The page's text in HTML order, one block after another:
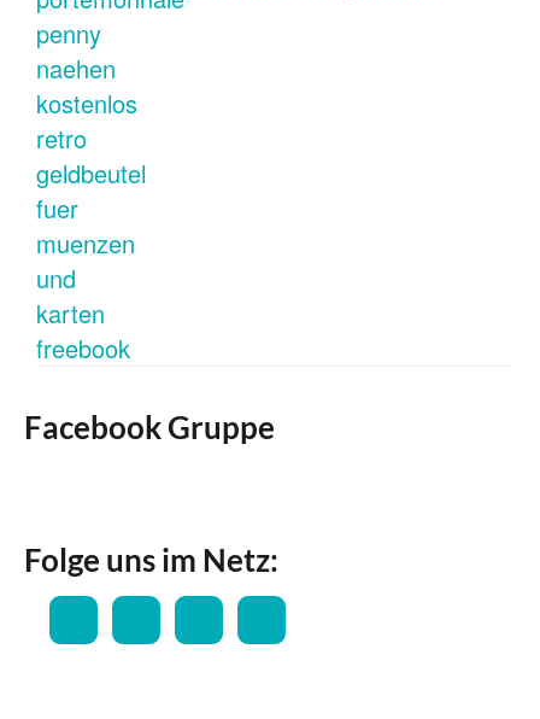
Facebook Gruppe
Folge uns im Netz: